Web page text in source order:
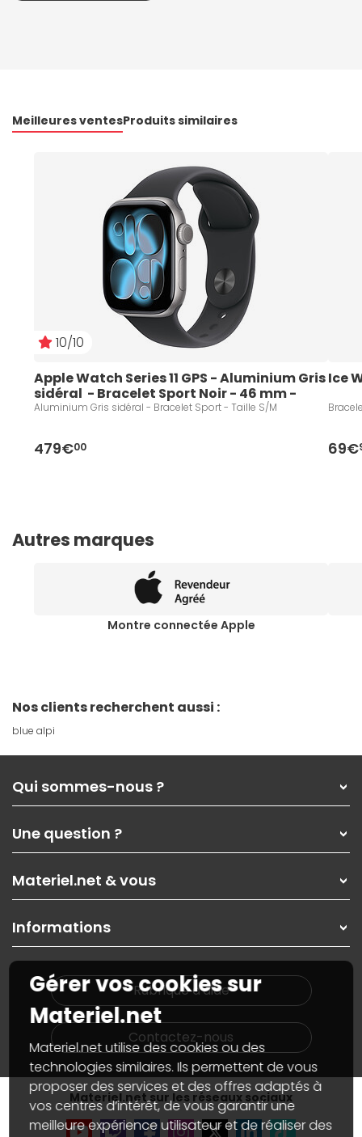
Meilleures ventesProduits similaires
10/10
Apple Watch Series 11 GPS - Aluminium Gris
sidéral  - Bracelet Sport Noir - 46 mm -
Taille S/M
Aluminium Gris sidéral - Bracelet Sport - Taille S/M
479€00
Ice
69€
Autres marques
Montre connectée Apple
Nos clients recherchent aussi :
blue alpi
Qui sommes-nous ?
Nos services
Les magasins Materiel.net
Nos solutions pour les pros
Contactez-nous
Une question ?
Paiement, livraison
Garanties,Pack Zen
SAV, demander un retour
Informations
Materiel.net & vous
On rachète votre carte graphique
PC sur mesure : Votre RDV personnalisé
Notre démarche écologique
Materiel.net recrute
Notre programme d'affiliation
Partenariat & Sponsoring
Informations
Plan du site
Nos marques
Conditions générales de vente
Marketplace
Informations légales
Données personnellesetcookies
Gérer vos cookies
Accessibilité : non conforme
Rubrique d'aide
Contactez-nous
Materiel.net sur les réseaux sociaux
Gérer vos cookies sur
Materiel.net
Materiel.net utilise des cookies ou des
technologies similaires. Ils permettent de vous
proposer des services et des offres adaptés à
vos centres d’intérêt, de vous garantir une
meilleure expérience utilisateur et de réaliser des